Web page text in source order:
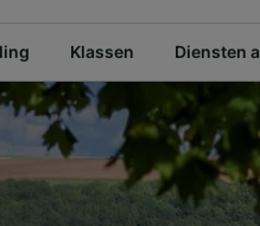
Klassen Diensten